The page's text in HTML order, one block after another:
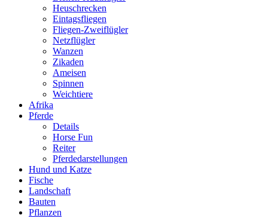
Heuschrecken
Eintagsfliegen
Fliegen-Zweiflügler
Netzflügler
Wanzen
Zikaden
Ameisen
Spinnen
Weichtiere
Afrika
Pferde
Details
Horse Fun
Reiter
Pferdedarstellungen
Hund und Katze
Fische
Landschaft
Bauten
Pflanzen